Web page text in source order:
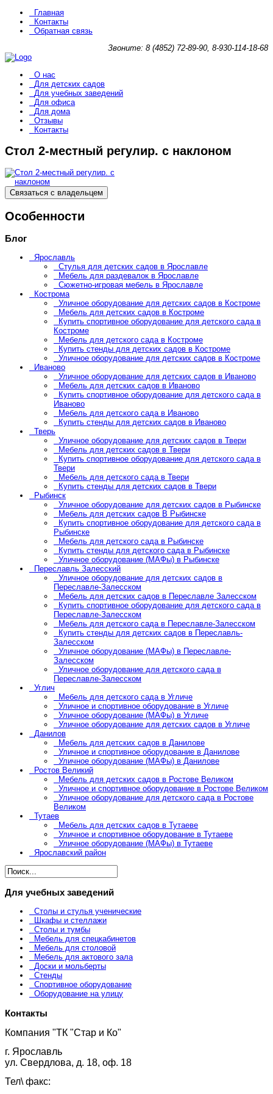
Главная
Контакты
Обратная связь
Звоните: 8 (4852) 72-89-90, 8-930-114-18-68
О нас
Для детских садов
Для учебных заведений
Для офиса
Для дома
Отзывы
Контакты
Стол 2-местный регулир. с наклоном
Связаться с владельцем
Особенности
Блог
Ярославль
Стулья для детских садов в Ярославле
Мебель для раздевалок в Ярославле
Сюжетно-игровая мебель в Ярославле
Кострома
Уличное оборудование для детских садов в Костроме
Мебель для детских садов в Костроме
Купить спортивное оборудование для детского сада в
Костроме
Мебель для детского сада в Костроме
Купить стенды для детских садов в Костроме
Уличное оборудование для детских садов в Костроме
Иваново
Уличное оборудование для детских садов в Иваново
Мебель для детских садов в Иваново
Купить спортивное оборудование для детского сада в
Иваново
Мебель для детского сада в Иваново
Купить стенды для детских садов в Иваново
Тверь
Уличное оборудование для детских садов в Твери
Мебель для детских садов в Твери
Купить спортивное оборудование для детского сада в
Твери
Мебель для детского сада в Твери
Купить стенды для детских садов в Твери
Рыбинск
Уличное оборудование для детских садов в Рыбинске
Мебель для детских садов В Рыбинске
Купить спортивное оборудование для детского сада в
Рыбинске
Мебель для детского сада в Рыбинске
Купить стенды для детского сада в Рыбинске
Уличное оборудование (МАФы) в Рыбинске
Переславль Залесский
Уличное оборудование для детских садов в
Переславле-Залесском
Мебель для детских садов в Переславле Залесском
Купить спортивное оборудование для детского сада в
Переславле-Залесском
Мебель для детского сада в Переславле-Залесском
Купить стенды для детских садов в Переславль-
Залесском
Уличное оборудование (МАФы) в Переславле-
Залесском
Уличное оборудование для детского сада в
Переславле-Залесском
Углич
Мебель для детского сада в Угличе
Уличное и спортивное оборудование в Угличе
Уличное оборудование (МАФы) в Угличе
Уличное оборудование для детских садов в Угличе
Данилов
Мебель для детских садов в Данилове
Уличное и спортивное оборудование в Данилове
Уличное оборудование (МАФы) в Данилове
Ростов Великий
Мебель для детских садов в Ростове Великом
Уличное и спортивное оборудование в Ростове Великом
Уличное оборудование для детского сада в Ростове
Великом
Тутаев
Мебель для детских садов в Тутаеве
Уличное и спортивное оборудование в Тутаеве
Уличное оборудование (МАФы) в Тутаеве
Ярославский район
Для учебных заведений
Столы и стулья ученические
Шкафы и стеллажи
Столы и тумбы
Мебель для спецкабинетов
Мебель для столовой
Мебель для актового зала
Доски и мольберты
Стенды
Спортивное оборудование
Оборудование на улицу
Контакты
Компания "ТК "Стар и Ко"
г. Ярославль
ул. Свердлова, д. 18, оф. 18
Тел\ факс: